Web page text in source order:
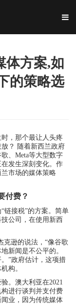
体方案,如
的策略选
，那个最让人头疼
？ 随着新西兰政府
、Meta等大型数字
发生深刻变化。作
市场的媒体策略
付费？
链接税”的方案。简单
公司，在使用新西
克逊的说法，“像谷歌
新闻是不公平的。
”政府估计，这项措
构。
。澳大利亚在2021
进行谈判并支付费
业，因为传统媒体